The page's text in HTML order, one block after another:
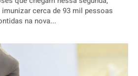
cerca de 93 mil pessoas
na nova...